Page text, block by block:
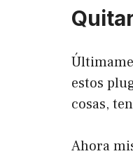
estos
cosas,
Ahora